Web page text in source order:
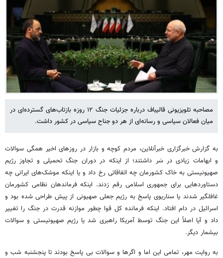
مصاحبه تلویزیونی قالیباف درباره جزئیات جنگ ۱۲ روزه بازتاب‌های گسترده‌ای در
میان فعالان سیاسی و رسانه‌ای از هر دو جناح سیاسی در کشور داشت.
به گزارش خبرگزاری خبرآنلاین، مردم کوچه و بازار در روزهای اخیر همگی سوالات
و ابهامات زیادی در سَر داشتند؛ از اینکه در دوران جنگ تحمیلی و تجاوز رژیم
صهیونیستی به خاک کشورمان چه اتفاقاتی رخ داد و یا اینکه موشک‌های ایرانی چه
دستاوردهایی برای جمهوری اسلامی رقم زدند. اینکه فرماندهان نظامی کشورمان
غافلگیر شدند یا سناریوی پاسخ به رژیم جعلی صهیونی از پیش طراحی شده بود و
اسرائیل در دام افتاد. اینکه فرمانده کل قوا چطور موازنه قدرت در جنگ را تغییر
داد و آیا اصلاً این جنگ توسط آمریکا راهبری شد یا رژیم صهیونیستی و سوالات
بیشمار دیگر.
به روایت مهر، تمامی این اما و اگرها و سوالات بی پاسخ بودند تا پنجشنبه شب و